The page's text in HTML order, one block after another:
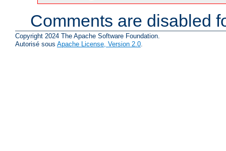
Comments are disabled
Copyright 2024 The Apache Software Foundation.
Autorisé sous Apache License, Version 2.0.